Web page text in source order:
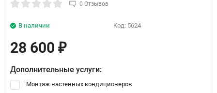
0 Отзывов
Код: 5624
В наличии
28 600 ₽
Дополнительные услуги:
Монтаж настенных кондиционеров